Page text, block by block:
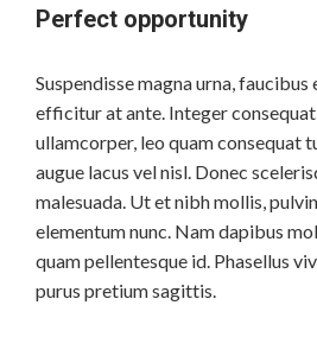
Perfect opportunity
Suspendisse magna urna,
efficitur at ante. Integer
ullamcorper, leo quam consequat
augue lacus vel nisl. Donec
malesuada. Ut et nibh mollis,
elementum nunc. Nam dapibus
quam pellentesque id. Phasellus
purus pretium sagittis.